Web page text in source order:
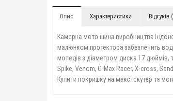
Опис Характеристики Відгуків
Камерна мото шина виробництва
малюнком протектора забезпечить
мопедів з діаметром диска 17 дюймів,
Spike, Venom, G-Max Racer, X-cross,
Купити покришку на максі скутер та